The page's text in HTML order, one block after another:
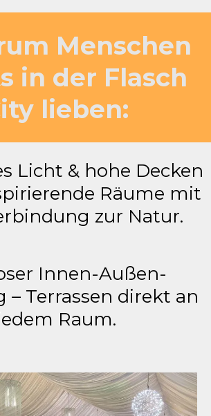
Menschen
in der Flasch
lieben:
Licht & hohe Decken
Räume mit
zur Natur.
Innen-Außen-
– Terrassen direkt an
Raum.